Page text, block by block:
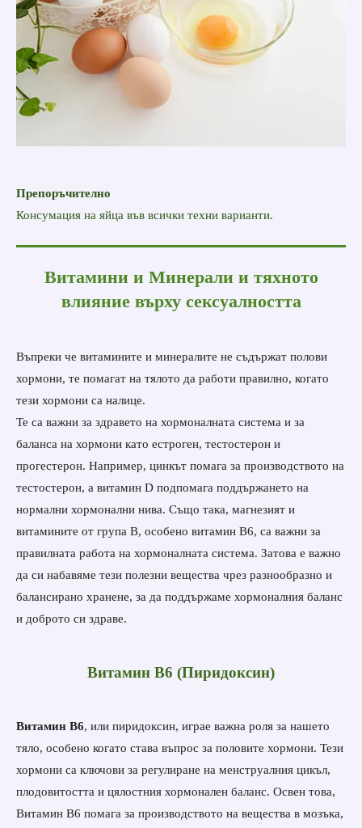
Препоръчително
Консумация на яйца във всички техни варианти.
Витамини и Минерали и тяхното
влияние върху сексуалността
Въпреки че витамините и минералите не съдържат полови
хормони, те помагат на тялото да работи правилно, когато
тези хормони са налице.
Те са важни за здравето на хормоналната система и за
баланса на хормони като естроген, тестостерон и
прогестерон. Например, цинкът помага за производството на
тестостерон, а витамин D подпомага поддържането на
нормални хормонални нива. Също така, магнезият и
витамините от група B, особено витамин B6, са важни за
правилната работа на хормоналната система. Затова е важно
да си набавяме тези полезни вещества чрез разнообразно и
балансирано хранене, за да поддържаме хормоналния баланс
и доброто си здраве.
Витамин В6 (Пиридоксин)
Витамин В6, или пиридоксин, играе важна роля за нашето
тяло, особено когато става въпрос за половите хормони. Тези
хормони са ключови за регулиране на менструалния цикъл,
плодовитостта и цялостния хормонален баланс. Освен това,
Витамин В6 помага за производството на вещества в мозъка,